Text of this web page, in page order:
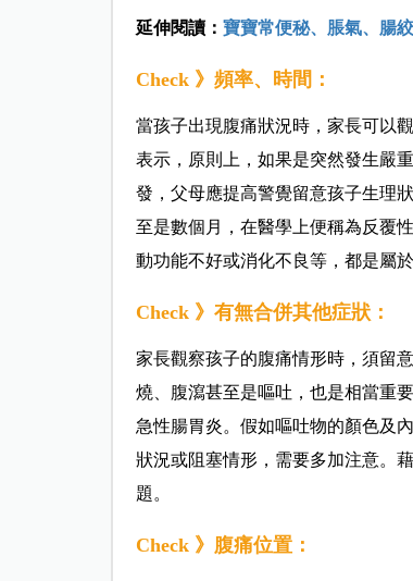
延伸閱讀： 寶寶常便秘、脹氣、腸
Check 》頻率、時間：
當孩子出現腹痛狀況時，家長可以
表示，原則上，如果是突然發生嚴
發，父母應提高警覺留意孩子生理
至是數個月，在醫學上便稱為反覆
動功能不好或消化不良等，都是屬
Check 》有無合併其他症狀：
家長觀察孩子的腹痛情形時，須留
燒、腹瀉甚至是嘔吐，也是相當重
急性腸胃炎。假如嘔吐物的顏色及
狀況或阻塞情形，需要多加注意。
題。
Check 》腹痛位置：